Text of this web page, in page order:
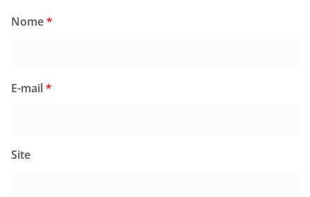
Nome*
E-mail*
Site